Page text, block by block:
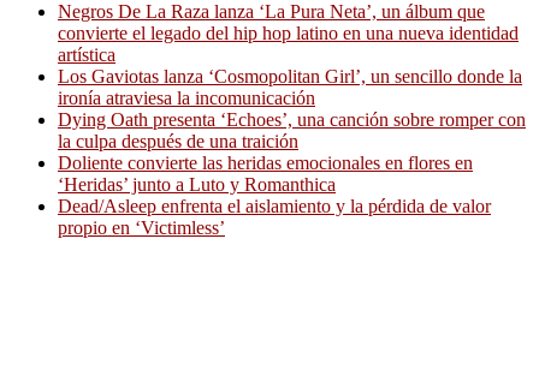
Negros De La Raza lanza ‘La Pura Neta’, un álbum que
convierte el legado del hip hop latino en una nueva identidad
artística
Los Gaviotas lanza ‘Cosmopolitan Girl’, un sencillo donde la
ironía atraviesa la incomunicación
Dying Oath presenta ‘Echoes’, una canción sobre romper con
la culpa después de una traición
Doliente convierte las heridas emocionales en flores en
‘Heridas’ junto a Luto y Romanthica
Dead/Asleep enfrenta el aislamiento y la pérdida de valor
propio en ‘Victimless’